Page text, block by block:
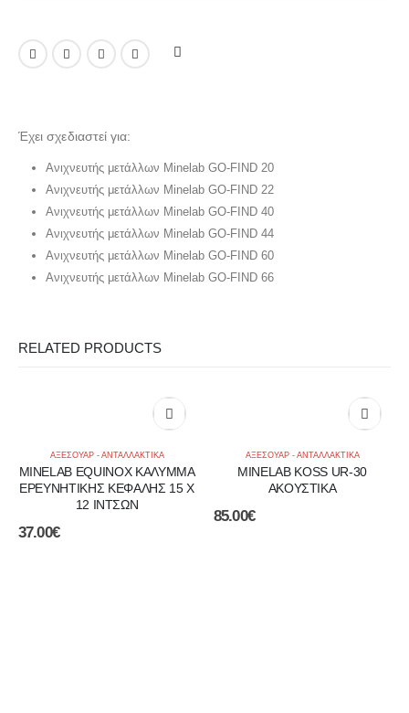
Έχει σχεδιαστεί για:
Ανιχνευτής μετάλλων Minelab GO-FIND 20
Ανιχνευτής μετάλλων Minelab GO-FIND 22
Ανιχνευτής μετάλλων Minelab GO-FIND 40
Ανιχνευτής μετάλλων Minelab GO-FIND 44
Ανιχνευτής μετάλλων Minelab GO-FIND 60
Ανιχνευτής μετάλλων Minelab GO-FIND 66
RELATED PRODUCTS
ΑΞΕΣΟΥΑΡ - ΑΝΤΑΛΛΑΚΤΙΚΑ
MINELAB EQUINOX ΚΑΛΥΜΜΑ
ΕΡΕΥΝΗΤΙΚΗΣ ΚΕΦΑΛΗΣ 15 Χ
12 ΙΝΤΣΩΝ
37.00€
ΑΞΕΣΟΥΑΡ - ΑΝΤΑΛΛΑΚΤΙΚΑ
MINELAB KOSS UR-30
ΑΚΟΥΣΤΙΚΑ
85.00€